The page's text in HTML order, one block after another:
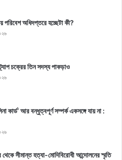
পরিবেশ অধিদপ্তরে হচ্ছেটা কী?
চক্রের তিন সদস্য পাকড়াও
কার্ড’ আর বন্ধুত্বপূর্ণ সম্পর্ক একসঙ্গে যায় না :
সীমান্ত হত্যা-মোদিবিরোধী আন্দোলনের স্মৃতি